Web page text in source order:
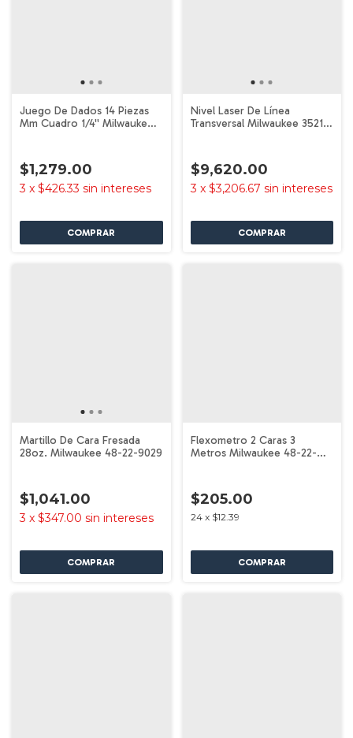
Juego De Dados 14 Piezas
Mm Cuadro 1/4'' Milwaukee
$1,279.00
3 x $426.33 sin intereses
Nivel Laser De Línea
Transversal Milwaukee 3521-
$9,620.00
3 x $3,206.67 sin intereses
Martillo De Cara Fresada
28oz. Milwaukee 48-22-9029
$1,041.00
3 x $347.00 sin intereses
Flexometro 2 Caras 3
Metros Milwaukee 48-22-
$205.00
24 x $12.39